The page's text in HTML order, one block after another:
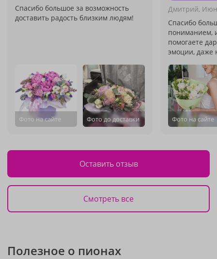
Спасибо большое за возможность
доставить радость близким людям!
Фото на сайте Фото до доставки
Дмитрий,
Спасибо
пониманием,
помогаете
эмоции, даже
Фото на сайте
Оставить отзыв
Смотреть все
Полезное о пионах